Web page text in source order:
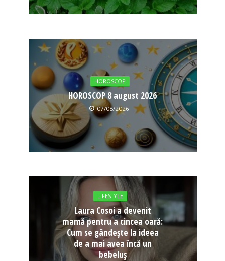
HOROSCOP
HOROSCOP 8 august 2026
07/08/2026
LIFESTYLE
Laura Cosoi a devenit
mamă pentru a cincea oară:
Cum se gândește la ideea
de a mai avea încă un
bebeluș